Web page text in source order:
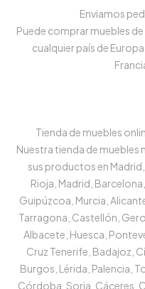
Enviamos
Puede comprar muebles
cualquier país de
Tienda de muebles
Nuestra tienda de muebles
sus productos en
Rioja, Madrid,
Guipúzcoa, Murcia,
Tarragona, Castellón,
Albacete, Huesca,
Cruz Tenerife, Badajoz,
Burgos, Lérida, Palencia,
Córdoba, Soria, Cáceres,